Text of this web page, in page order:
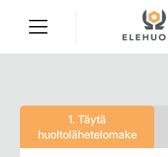
content
1. Täytä
huoltolähetelomake